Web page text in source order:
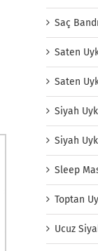
Saç Bandı
Saten
Saten
Siyah
Siyah
Sleep
Toptan
Ucuz